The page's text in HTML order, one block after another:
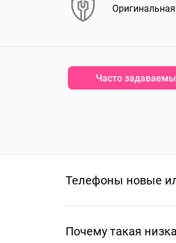
Часто
Телефоны новые
Почему такая